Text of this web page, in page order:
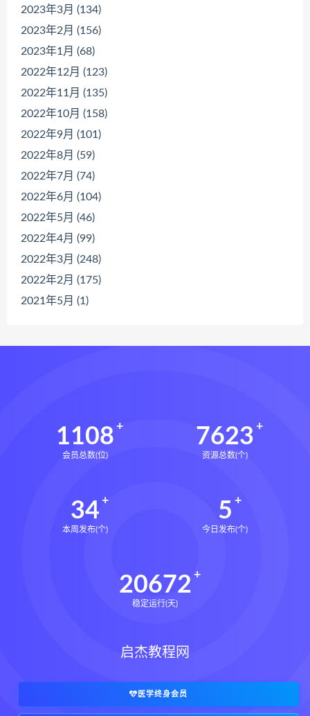
2023年3月 (134)
2023年2月 (156)
2023年1月 (68)
2022年12月 (123)
2022年11月 (135)
2022年10月 (158)
2022年9月 (101)
2022年8月 (59)
2022年7月 (74)
2022年6月 (104)
2022年5月 (46)
2022年4月 (99)
2022年3月 (248)
2022年2月 (175)
2021年5月 (1)
1108
会员总数(位)
7623
资源总数(个)
34
本周发布(个)
5
今日发布(个)
20672
稳定运行(天)
启杰教程网
医学终身会员